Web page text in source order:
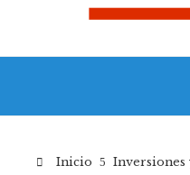
Inicio
Inversiones